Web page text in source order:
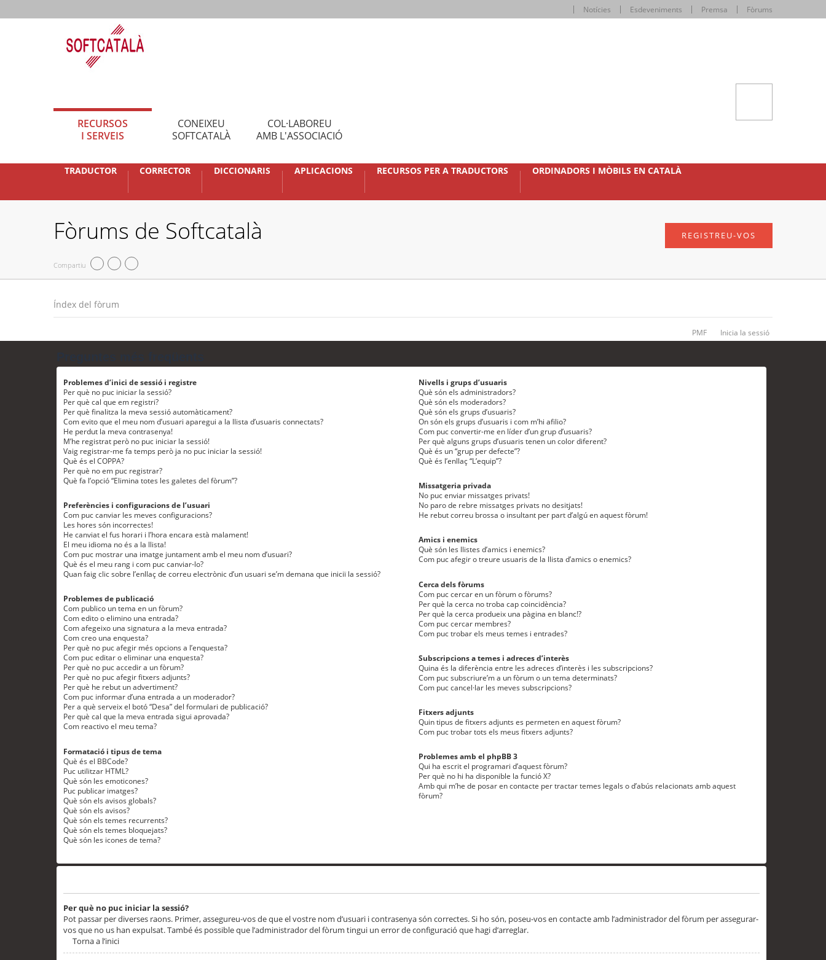
Notícies Esdeveniments Premsa Fòrums
RECURSOS
I SERVEIS
CONEIXEU
SOFTCATALÀ
COL·LABOREU
AMB L'ASSOCIACIÓ
TRADUCTOR CORRECTOR DICCIONARIS APLICACIONS RECURSOS PER A TRADUCTORS ORDINADORS I MÒBILS EN CATALÀ
Fòrums de Softcatalà
Compartiu
REGISTREU-VOS
Índex del fòrum
PMF Inicia la sessió
Problemes d’inici de sessió i registre
Per què no puc iniciar la sessió?
Per què cal que em registri?
Per què finalitza la meva sessió automàticament?
Com evito que el meu nom d’usuari aparegui a la llista d’usuaris connectats?
He perdut la meva contrasenya!
M’he registrat però no puc iniciar la sessió!
Vaig registrar-me fa temps però ja no puc iniciar la sessió!
Què és el COPPA?
Per què no em puc registrar?
Què fa l’opció “Elimina totes les galetes del fòrum”?
Preferències i configuracions de l’usuari
Com puc canviar les meves configuracions?
Les hores són incorrectes!
He canviat el fus horari i l’hora encara està malament!
El meu idioma no és a la llista!
Com puc mostrar una imatge juntament amb el meu nom d’usuari?
Què és el meu rang i com puc canviar-lo?
Quan faig clic sobre l’enllaç de correu electrònic d’un usuari se’m demana que iniciï la sessió?
Problemes de publicació
Com publico un tema en un fòrum?
Com edito o elimino una entrada?
Com afegeixo una signatura a la meva entrada?
Com creo una enquesta?
Per què no puc afegir més opcions a l’enquesta?
Com puc editar o eliminar una enquesta?
Per què no puc accedir a un fòrum?
Per què no puc afegir fitxers adjunts?
Per què he rebut un advertiment?
Com puc informar d’una entrada a un moderador?
Per a què serveix el botó “Desa” del formulari de publicació?
Per què cal que la meva entrada sigui aprovada?
Com reactivo el meu tema?
Formatació i tipus de tema
Què és el BBCode?
Puc utilitzar HTML?
Què són les emoticones?
Puc publicar imatges?
Què són els avisos globals?
Què són els avisos?
Què són els temes recurrents?
Què són els temes bloquejats?
Què són les icones de tema?
Nivells i grups d’usuaris
Què són els administradors?
Què són els moderadors?
Què són els grups d’usuaris?
On són els grups d’usuaris i com m’hi afilio?
Com puc convertir-me en líder d’un grup d’usuaris?
Per què alguns grups d’usuaris tenen un color diferent?
Què és un “grup per defecte”?
Què és l’enllaç “L’equip”?
Missatgeria privada
No puc enviar missatges privats!
No paro de rebre missatges privats no desitjats!
He rebut correu brossa o insultant per part d’algú en aquest fòrum!
Amics i enemics
Què són les llistes d’amics i enemics?
Com puc afegir o treure usuaris de la llista d’amics o enemics?
Cerca dels fòrums
Com puc cercar en un fòrum o fòrums?
Per què la cerca no troba cap coincidència?
Per què la cerca produeix una pàgina en blanc!?
Com puc cercar membres?
Com puc trobar els meus temes i entrades?
Subscripcions a temes i adreces d’interès
Quina és la diferència entre les adreces d’interès i les subscripcions?
Com puc subscriure’m a un fòrum o un tema determinats?
Com puc cancel·lar les meves subscripcions?
Fitxers adjunts
Quin tipus de fitxers adjunts es permeten en aquest fòrum?
Com puc trobar tots els meus fitxers adjunts?
Problemes amb el phpBB 3
Qui ha escrit el programari d’aquest fòrum?
Per què no hi ha disponible la funció X?
Amb qui m’he de posar en contacte per tractar temes legals o d’abús relacionats amb aquest
fòrum?
Per què no puc iniciar la sessió?
Pot passar per diverses raons. Primer, assegureu-vos de que el vostre nom d’usuari i contrasenya són correctes. Si ho són, poseu-vos en contacte amb l’administrador del fòrum per assegurar-
vos que no us han expulsat. També és possible que l’administrador del fòrum tingui un error de configuració que hagi d’arreglar.
Torna a l’inici